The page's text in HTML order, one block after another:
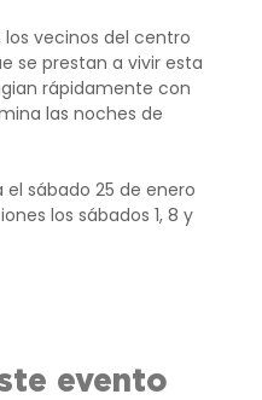
los vecinos del centro
se prestan a vivir esta
rápidamente con
las noches de
sábado 25 de enero
los sábados 1, 8 y
evento